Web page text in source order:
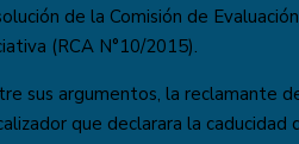
de la Comisión de
(RCA N°10/2015).
sus argumentos, la reclamante
que declarara la caducidad